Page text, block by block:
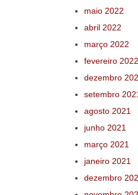
maio 2022
abril 2022
março 2022
fevereiro 2022
dezembro
setembro
agosto 2021
junho 2021
março 2021
janeiro 2021
dezembro